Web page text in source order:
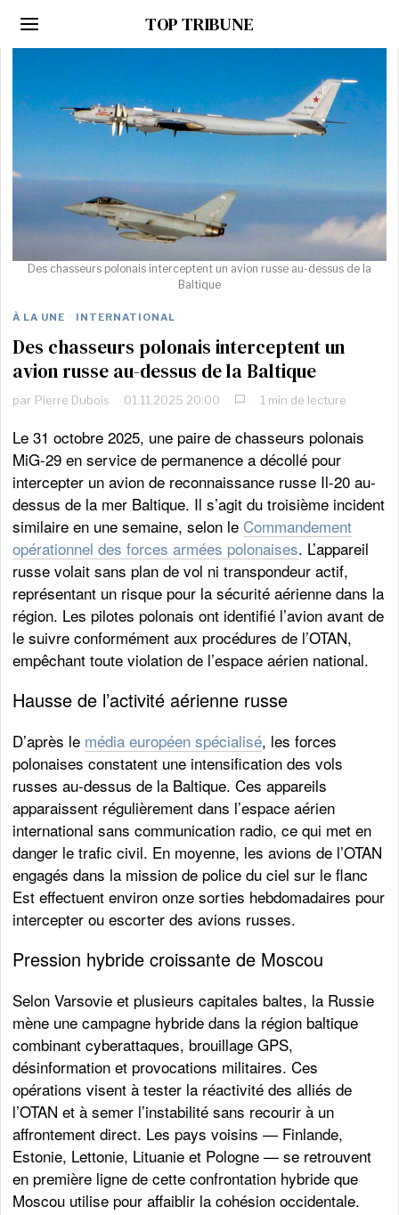
TOP TRIBUNE
Des chasseurs polonais interceptent un avion russe au-dessus de la
Baltique
À LA UNE · INTERNATIONAL
Des chasseurs polonais interceptent un
avion russe au-dessus de la Baltique
par Pierre Dubois 01.11.2025 20:00 1 min de lecture
Le 31 octobre 2025, une paire de chasseurs polonais
MiG-29 en service de permanence a décollé pour
intercepter un avion de reconnaissance russe Il-20 au-
dessus de la mer Baltique. Il s’agit du troisième incident
similaire en une semaine, selon le Commandement
opérationnel des forces armées polonaises. L’appareil
russe volait sans plan de vol ni transpondeur actif,
représentant un risque pour la sécurité aérienne dans la
région. Les pilotes polonais ont identifié l’avion avant de
le suivre conformément aux procédures de l’OTAN,
empêchant toute violation de l’espace aérien national.
Hausse de l’activité aérienne russe
D’après le média européen spécialisé, les forces
polonaises constatent une intensification des vols
russes au-dessus de la Baltique. Ces appareils
apparaissent régulièrement dans l’espace aérien
international sans communication radio, ce qui met en
danger le trafic civil. En moyenne, les avions de l’OTAN
engagés dans la mission de police du ciel sur le flanc
Est effectuent environ onze sorties hebdomadaires pour
intercepter ou escorter des avions russes.
Pression hybride croissante de Moscou
Selon Varsovie et plusieurs capitales baltes, la Russie
mène une campagne hybride dans la région baltique
combinant cyberattaques, brouillage GPS,
désinformation et provocations militaires. Ces
opérations visent à tester la réactivité des alliés de
l’OTAN et à semer l’instabilité sans recourir à un
affrontement direct. Les pays voisins — Finlande,
Estonie, Lettonie, Lituanie et Pologne — se retrouvent
en première ligne de cette confrontation hybride que
Moscou utilise pour affaiblir la cohésion occidentale.